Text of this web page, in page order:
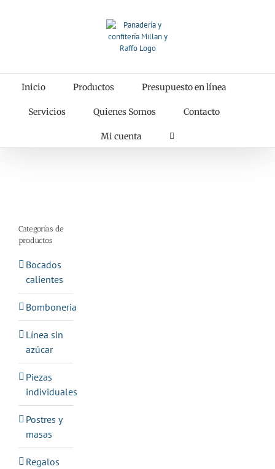
Inicio Productos Presupuesto en línea
Servicios Quienes Somos Contacto
Mi cuenta
Categorías de
productos
Bocados
calientes
Bomboneria
Línea sin
azúcar
Piezas
individuales
Postres y
masas
Regalos